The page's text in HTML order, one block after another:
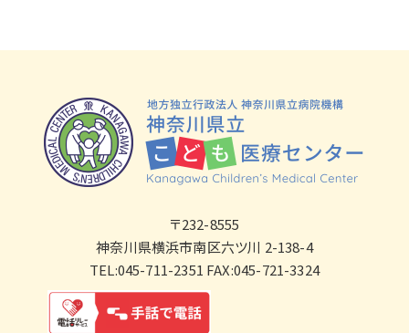
〒232-8555
神奈川県横浜市南区六ツ川 2-138-4
TEL:045-711-2351 FAX:045-721-3324